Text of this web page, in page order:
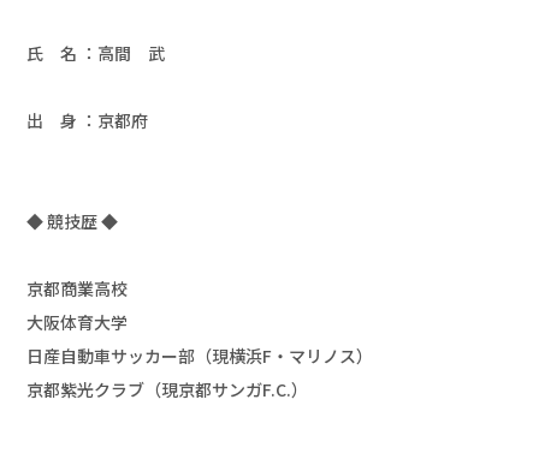
氏　名 ：高間　武
出　身 ：京都府
◆ 競技歴 ◆
京都商業高校
大阪体育大学
日産自動車サッカー部（現横浜F・マリノス）
京都紫光クラブ（現京都サンガF.C.）